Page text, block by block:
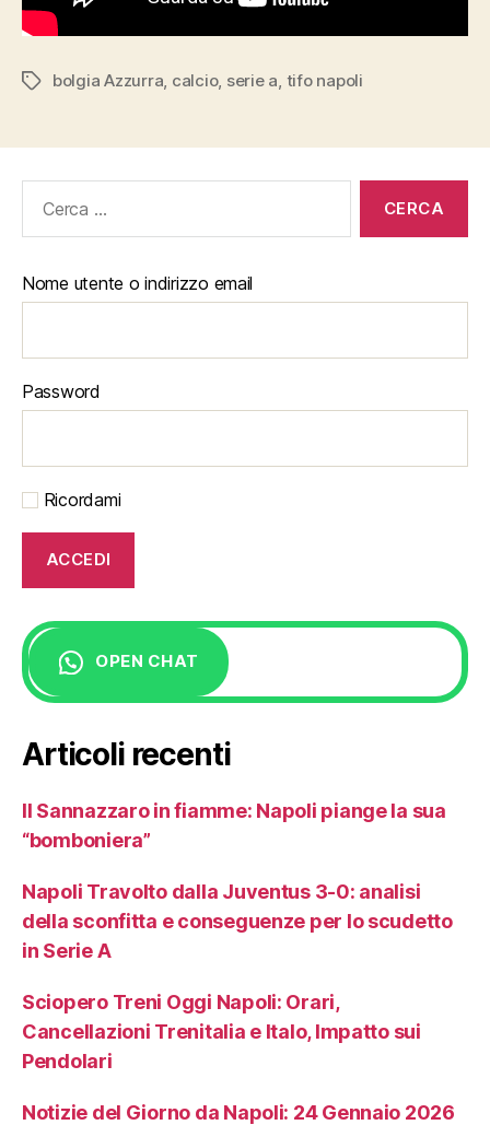
Tag bolgia Azzurra, calcio, serie a, tifo napoli
Nome utente o indirizzo email
Password
Ricordami
OPEN CHAT
Articoli recenti
Il Sannazzaro in fiamme: Napoli piange la sua
“bomboniera”
Napoli Travolto dalla Juventus 3-0: analisi
della sconfitta e conseguenze per lo scudetto
in Serie A
Sciopero Treni Oggi Napoli: Orari,
Cancellazioni Trenitalia e Italo, Impatto sui
Pendolari
Notizie del Giorno da Napoli: 24 Gennaio 2026